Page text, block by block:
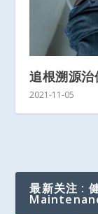
追根溯源治
2021-11-05
最新关注 :